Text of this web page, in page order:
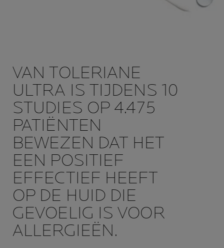
VAN TOLERIANE
ULTRA IS TIJDENS 10
STUDIES OP 4.475
PATIËNTEN
BEWEZEN DAT HET
EEN POSITIEF
EFFECTIEF HEEFT
OP DE HUID DIE
GEVOELIG IS VOOR
ALLERGIEËN.